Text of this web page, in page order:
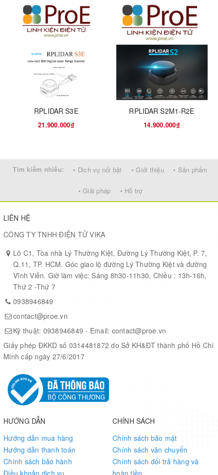
Minimum
Lifting Time (s)
/
Speed at Full
Load Speed
1.2m/s
Point Accuracy
＜±40mm，2°
End Positioning
Configuration
Laser Radar
RPLIDAR S3E, range: 0-
accuracy: ±3cm
Quantity: 1; additional: 1
Depth FOV per unit:
Camera
Optional
VSLAM Module
Low Height/Cliff
Industrial
Touch Edge
2
RPLIDAR S3E
21.900.000₫
RPLIDAR S2M1-R2E
14.900.000₫
Tìm kiếm nhiều: • Dịch vụ nổi bật • Giới thiệu • Sản phẩm
• Giải pháp • Hỗ trợ
LIÊN HỆ
CÔNG TY TNHH ĐIỆN TỬ VIKA
Lô C1, Tòa nhà Lý Thường Kiệt, Đường Lý Thường Kiệt, P. 7,
Q.11, TP. HCM. Góc giao lộ đường Lý Thường Kiệt và đường
Vĩnh Viễn. Giờ làm việc: Sáng 8h30-11h30, Chiều : 13h-16h,
Thứ 2 -Thứ 7
0938946849
contact@proe.vn
Kỹ thuật: 0938946849 - Email: contact@proe.vn
Giấy phép ĐKKD số 0314481872 do Sở KH&ĐT thành phố Hồ Chí
Minh cấp ngày 27/6/2017
HƯỚNG DẪN
Hướng dẫn mua hàng
Hướng dẫn thanh toán
Chính sách bảo hành
Điều khoản dịch vụ
CHÍNH SÁCH
Chính sách bảo mật
Chính sách vận chuyển
Chính sách đổi trả hàng và
hoàn tiền